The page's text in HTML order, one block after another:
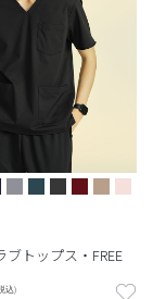
ブトップス・FREE
込)